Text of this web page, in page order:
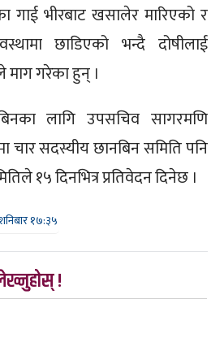
गाई भीरबाट खसालेर मारिएको र
छाडिएको भन्दै दोषीलाई
माग गरेका हुन् ।
लागि उपसचिव सागरमणि
सदस्यीय छानबिन समिति पनि
१५ दिनभित्र प्रतिवेदन दिनेछ ।
१७:३५
!